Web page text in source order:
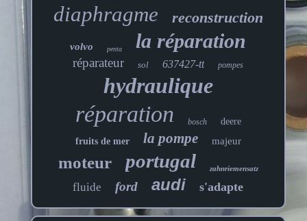
diaphragme reconstruction
volvo penta la réparation
réparateur sol 637427-tt pompes
hydraulique
réparation bosch
deere
fruits de mer
la pompe majeur
moteur portugal zahnriemensatz
fluide ford audi s'adapte